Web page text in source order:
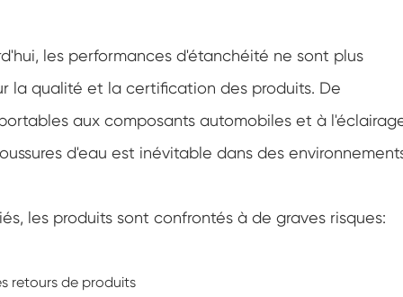
Machine de vibration de température
Chambre industrielle de congélation
Chambre d'essai de durée de conservation
les performances d'étanchéité ne sont plus
la qualité et la certification des produits. De
aux composants automobiles et à
d'eau est inévitable dans des
les produits sont confrontés à de graves risques:
retours de produits